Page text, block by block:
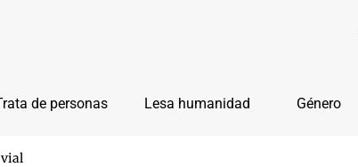
de personas Lesa humanidad Género
vial